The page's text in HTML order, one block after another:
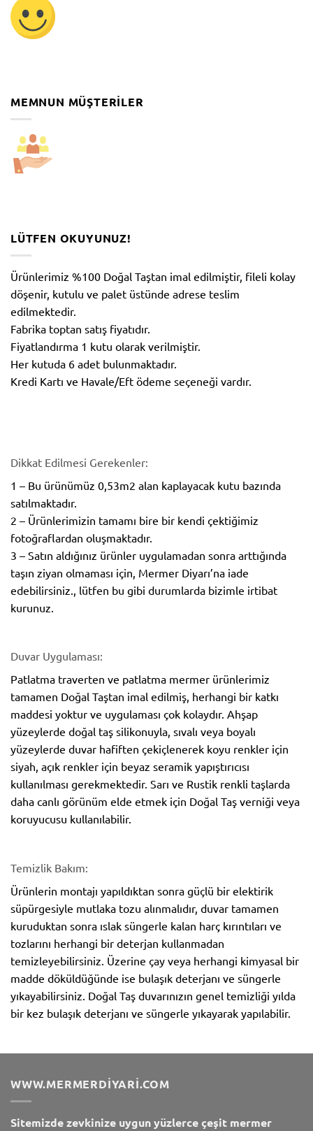
MEMNUN MÜŞTERILER
LÜTFEN OKUYUNUZ!
Ürünlerimiz %100 Doğal Taştan imal edilmiştir, fileli kolay
döşenir, kutulu ve palet üstünde adrese teslim
edilmektedir.
Fabrika toptan satış fiyatıdır.
Fiyatlandırma 1 kutu olarak verilmiştir.
Her kutuda 6 adet bulunmaktadır.
Kredi Kartı ve Havale/Eft ödeme seçeneği vardır.
Dikkat Edilmesi Gerekenler:
1 – Bu ürünümüz 0,53m2 alan kaplayacak kutu bazında
satılmaktadır.
2 – Ürünlerimizin tamamı bire bir kendi çektiğimiz
fotoğraflardan oluşmaktadır.
3 – Satın aldığınız ürünler uygulamadan sonra arttığında
taşın ziyan olmaması için, Mermer Diyarı’na iade
edebilirsiniz., lütfen bu gibi durumlarda bizimle irtibat
kurunuz.
Duvar Uygulaması:
Patlatma traverten ve patlatma mermer ürünlerimiz
tamamen Doğal Taştan imal edilmiş, herhangi bir katkı
maddesi yoktur ve uygulaması çok kolaydır. Ahşap
yüzeylerde doğal taş silikonuyla, sıvalı veya boyalı
yüzeylerde duvar hafiften çekiçlenerek koyu renkler için
siyah, açık renkler için beyaz seramik yapıştırıcısı
kullanılması gerekmektedir. Sarı ve Rustik renkli taşlarda
daha canlı görünüm elde etmek için Doğal Taş verniği veya
koruyucusu kullanılabilir.
Temizlik Bakım:
Ürünlerin montajı yapıldıktan sonra güçlü bir elektirik
süpürgesiyle mutlaka tozu alınmalıdır, duvar tamamen
kuruduktan sonra ıslak süngerle kalan harç kırıntıları ve
tozlarını herhangi bir deterjan kullanmadan
temizleyebilirsiniz. Üzerine çay veya herhangi kimyasal bir
madde döküldüğünde ise bulaşık deterjanı ve süngerle
yıkayabilirsiniz. Doğal Taş duvarınızın genel temizliği yılda
bir kez bulaşık deterjanı ve süngerle yıkayarak yapılabilir.
WWW.MERMERDIYARI.COM
Sitemizde zevkinize uygun yüzlerce çeşit mermer